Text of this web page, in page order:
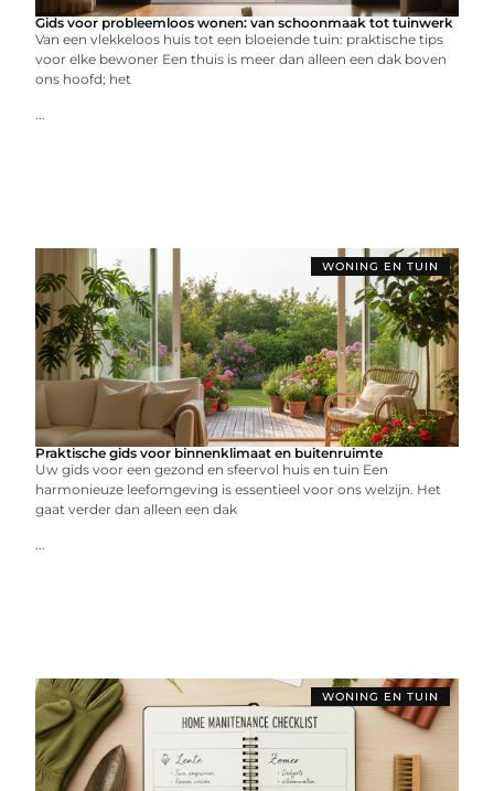
Gids voor probleemloos wonen: van schoonmaak tot tuinwerk
Van een vlekkeloos huis tot een bloeiende tuin: praktische tips
voor elke bewoner Een thuis is meer dan alleen een dak boven
ons hoofd; het
...
WONING EN TUIN
Praktische gids voor binnenklimaat en buitenruimte
Uw gids voor een gezond en sfeervol huis en tuin Een
harmonieuze leefomgeving is essentieel voor ons welzijn. Het
gaat verder dan alleen een dak
...
WONING EN TUIN